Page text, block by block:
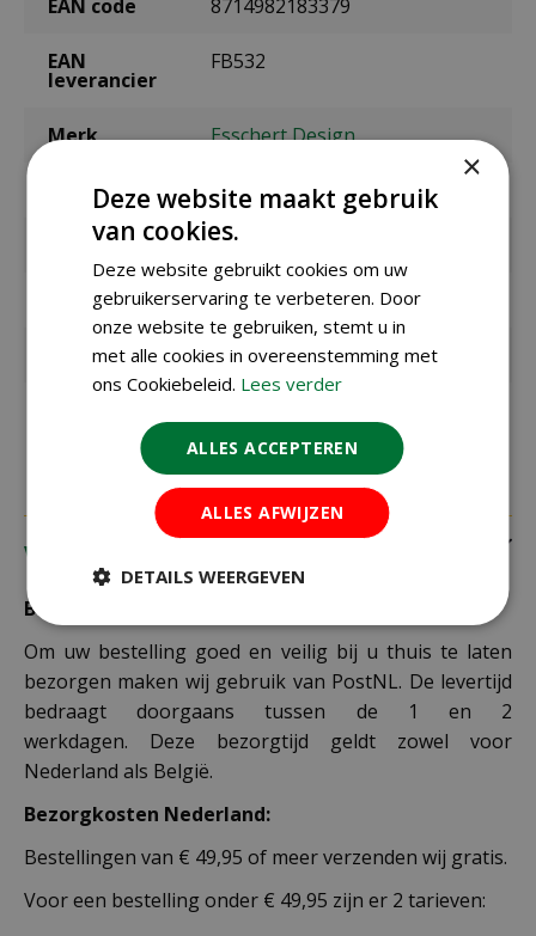
EAN code 8714982183379
EAN
leverancier
FB532
Merk Esschert Design
Kleur zwart
Geschikt voor vogels
Diameter 10,5 cm
Hoogte 15,6 cm
Verzending
Bezorging:
Om uw bestelling goed en veilig bij u thuis te laten
bezorgen maken wij gebruik van PostNL. De levertijd
bedraagt doorgaans tussen de 1 en 2
werkdagen. Deze bezorgtijd geldt zowel voor
Nederland als België.
Bezorgkosten Nederland:
Bestellingen van € 49,95 of meer verzenden wij gratis.
Voor een bestelling onder € 49,95 zijn er 2 tarieven:
×
Deze website maakt gebruik
van cookies.
Deze website gebruikt cookies om uw
gebruikerservaring te verbeteren. Door
onze website te gebruiken, stemt u in
met alle cookies in overeenstemming met
ons Cookiebeleid. Lees verder
ALLES ACCEPTEREN
ALLES AFWIJZEN
DETAILS WEERGEVEN